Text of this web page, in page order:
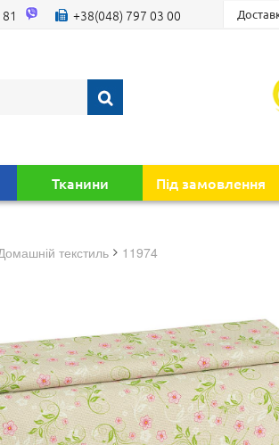
+38(048) 797 03 00
Тканини Під замовлення
домашній текстиль 11974